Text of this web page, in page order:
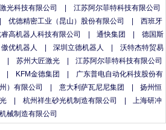
光科技有限公司 |
江苏阿尔菲特科技有限公司
| 优德精密工业（昆山）股份有限公司 |
西班牙
高机器人科技有限公司 | 通快集团 |
德国斯
傲优机器人 | 深圳立德机器人 |
沃特杰特贸易
| 苏州大匠激光 |
江苏阿尔菲特科技有限公司
| KFM金德集团 |
广东普电自动化科技股份有
）有限公司 | 意大利萨瓦尼尼集团 |
扬州恒
| 杭州祥生砂光机制造有限公司 |
上海研冲
械制造有限公司